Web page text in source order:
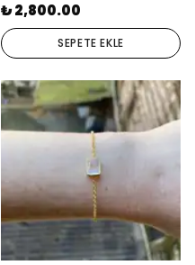
₺ 2,800.00
SEPETE EKLE